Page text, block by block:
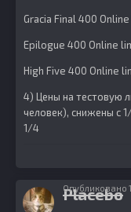
Gracia Final 400
Epilogue 400 Online
High Five 400 Online
4) Цены на тестовую
человек), снижены с
1/4
Placebo
Опубликовано